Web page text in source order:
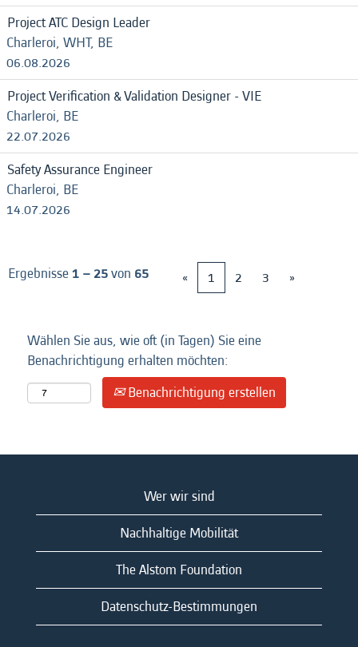
Project ATC Design Leader
Charleroi, WHT, BE
06.08.2026
Project Verification & Validation Designer - VIE
Charleroi, BE
22.07.2026
Safety Assurance Engineer
Charleroi, BE
14.07.2026
Ergebnisse1 – 25von 65 « 1 2 3 »
Wählen Sie aus, wie oft (in Tagen) Sie eine
Benachrichtigung erhalten möchten:
Benachrichtigung erstellen
Wer wir sind
Nachhaltige Mobilität
The Alstom Foundation
Datenschutz-Bestimmungen